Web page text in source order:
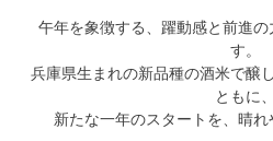
午年を象徴する、躍動感と前進
す。
兵庫県生まれの新品種の酒米で醸
ともに、
新たな一年のスタートを、晴れ